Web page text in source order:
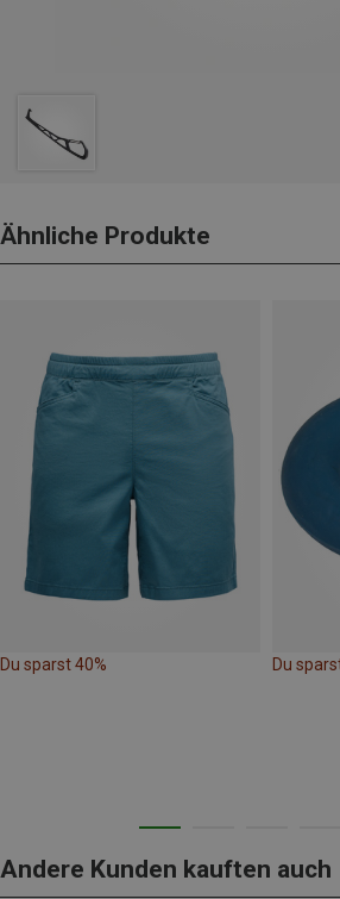
Ähnliche Produkte
Du sparst 40% Du
Andere Kunden kauften auch